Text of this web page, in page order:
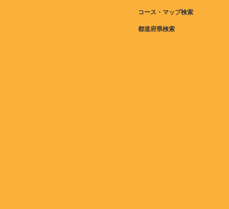
コース・マップ検索
都道府県検索